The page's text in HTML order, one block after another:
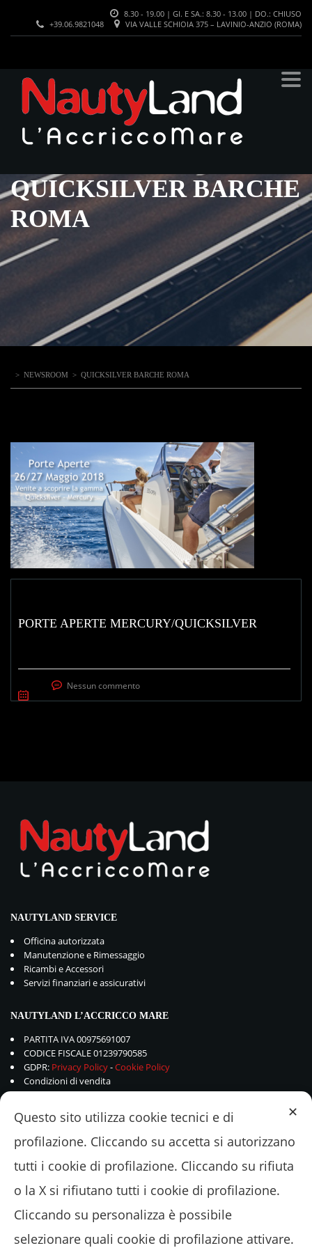
8.30 - 19.00 | GI. E SA.: 8.30 - 13.00 | DO.: CHIUSO
VIA VALLE SCHIOIA 375 – LAVINIO-ANZIO (ROMA)
+39.06.9821048
QUICKSILVER BARCHE
ROMA
> NEWSROOM > QUICKSILVER BARCHE ROMA
PORTE APERTE MERCURY/QUICKSILVER
Nessun commento
NAUTYLAND SERVICE
Officina autorizzata
Manutenzione e Rimessaggio
Ricambi e Accessori
Servizi finanziari e assicurativi
NAUTYLAND L’ACCRICCO MARE
PARTITA IVA 00975691007
CODICE FISCALE 01239790585
GDPR: Privacy Policy-Cookie Policy
Condizioni di vendita
✕
Questo sito utilizza cookie tecnici e di
profilazione. Cliccando su accetta si autorizzano
tutti i cookie di profilazione. Cliccando su rifiuta
o la X si rifiutano tutti i cookie di profilazione.
Cliccando su personalizza è possibile
selezionare quali cookie di profilazione attivare.